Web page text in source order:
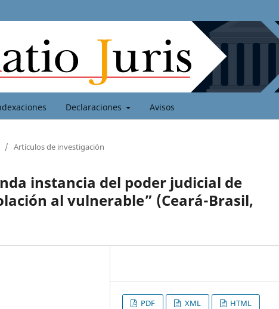
Declaraciones Avisos
/ Artículos de investigación
instancia del poder judicial de
al vulnerable” (Ceará-Brasil,
PDF XML HTML